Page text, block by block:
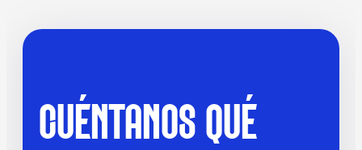
CUÉNTANOS QUÉ